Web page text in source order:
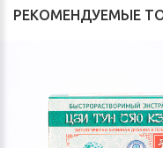
в органах и тканях,
эластичность сосудам,
РЕКОМЕНДУЕМЫЕ